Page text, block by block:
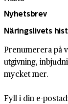
Nyhetsbrev
Näringslivets
Prenumerera på
utgivning,
mycket mer.
Fyll i din e-